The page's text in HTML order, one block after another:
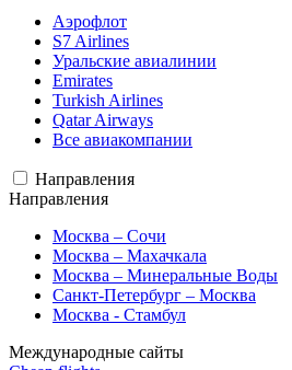
Аэрофлот
S7 Airlines
Уральские авиалинии
Emirates
Turkish Airlines
Qatar Airways
Все авиакомпании
Направления
Направления
Москва – Сочи
Москва – Махачкала
Москва – Минеральные Воды
Санкт-Петербург – Москва
Москва - Стамбул
Международные сайты